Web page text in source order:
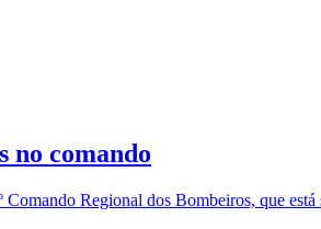
no comando
Regional dos Bombeiros, que está